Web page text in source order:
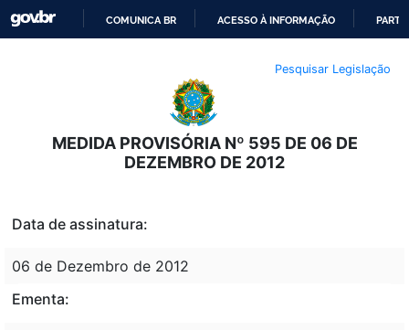
O
CONTEÚDO
COMUNICA BR ACESSO À INFORMAÇÃO
Pesquisar Legislação
MEDIDA PROVISÓRIA Nº 595 DE 06 DE
DEZEMBRO DE 2012
Data de assinatura:
06 de Dezembro de 2012
Ementa: